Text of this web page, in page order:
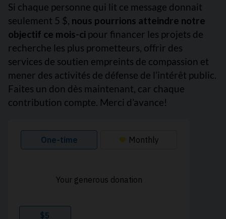
Si chaque personne qui lit ce message donnait
seulement 5 $, nous pourrions atteindre notre
objectif ce mois-ci pour financer les projets de
recherche les plus prometteurs, offrir des
services de soutien empreints de compassion et
mener des activités de défense de l’intérêt public.
Faites un don dès maintenant, car chaque
contribution compte. Merci d’avance!